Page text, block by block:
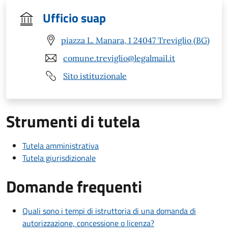
Ufficio suap
piazza L. Manara, 1 24047 Treviglio (BG)
comune.treviglio@legalmail.it
Sito istituzionale
Strumenti di tutela
Tutela amministrativa
Tutela giurisdizionale
Domande frequenti
Quali sono i tempi di istruttoria di una domanda di
autorizzazione, concessione o licenza?